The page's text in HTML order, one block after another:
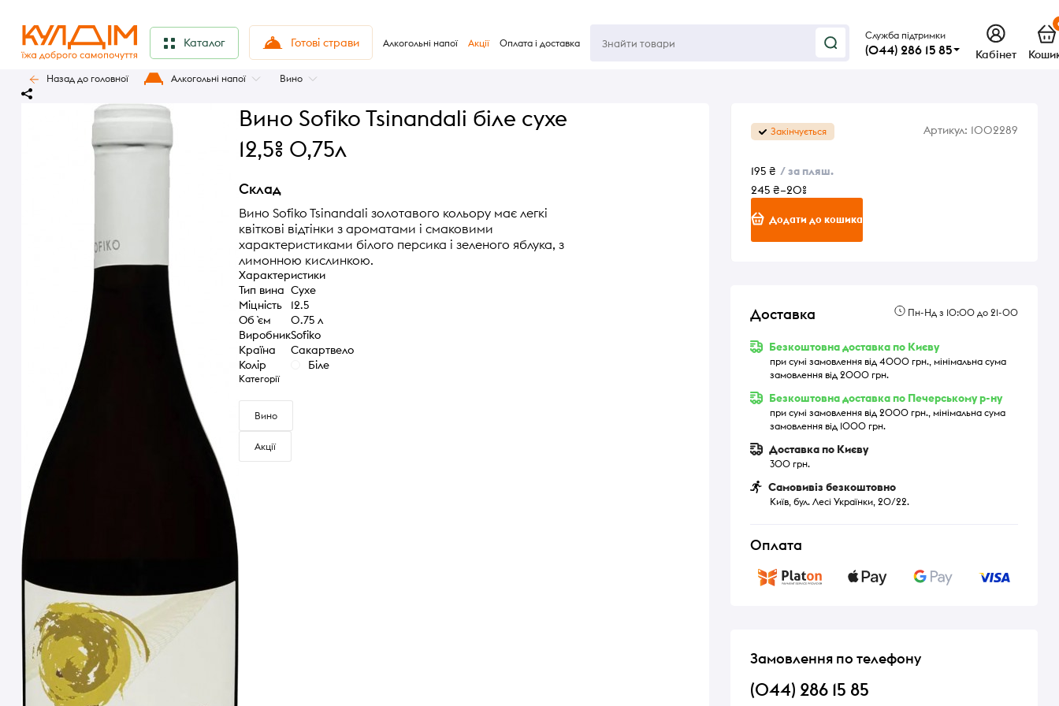
Каталог Готові страви Алкогольні напої Акції Оплата і доставка
Служба підтримки
(044) 286 15 85 Кабінет
Назад до головної Алкогольні напої Вино
Вино Sofiko Tsinandali біле сухе
12,5% 0,75л
Склад
Вино Sofiko Tsinandali золотавого кольору має легкі
квіткові відтінки з ароматами і смаковими
характеристиками білого персика і зеленого яблука, з
лимонною кислинкою.
Характеристики
Тип вина Сухе
Міцність
12.5
Об `єм
0.75 л
ВиробникSofiko
Країна
Сакартвело
Колір
Біле
Категорії
Вино
Акції
Закінчується Артикул: 1002289
195 ₴ / за пляш.
245 ₴–20%
Додати до кошика
Доставка Пн-Нд з 10:00 до 21-00
Безкоштовна доставка по Києву
при сумі замовлення від 4000 грн., мінімальна сума
замовлення від 2000 грн.
Безкоштовна доставка по Печерському р-ну
при сумі замовлення від 2000 грн., мінімальна сума
замовлення від 1000 грн.
Доставка по Києву
300 грн.
Самовивіз безкоштовно
Київ, бул. Лесі Українки, 20/22.
Оплата
Замовлення по телефону
(044) 286 15 85